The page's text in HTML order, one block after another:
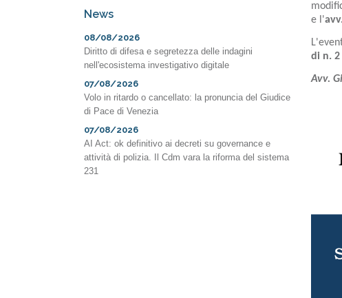
e l'
di n.
Avv.
News
08/08/2026
Diritto di difesa e segretezza delle indagini
nell'ecosistema investigativo digitale
07/08/2026
Volo in ritardo o cancellato: la pronuncia del Giudice
di Pace di Venezia
07/08/2026
AI Act: ok definitivo ai decreti su governance e
attività di polizia. Il Cdm vara la riforma del sistema
231